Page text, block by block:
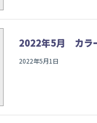
2022年5月 カラ
2022年5月1日